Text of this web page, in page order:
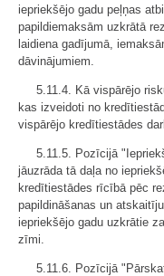
iepriekšējo gadu peļņas
papildiemaksām uzkrātā
laidiena gadījumā,
dāvinājumiem.
5.11.4. Kā vispārējo
kas izveidoti no
vispārējo kredītiestādes
5.11.5. Pozīcijā
jāuzrāda tā daļa no
kredītiestādes rīcībā pēc
papildināšanas un
iepriekšējo gadu uzkrātie
zīmi.
5.11.6. Pozīcijā